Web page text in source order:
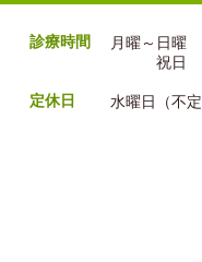
診療時間
月曜～日曜
祝日
定休日 水曜日（不